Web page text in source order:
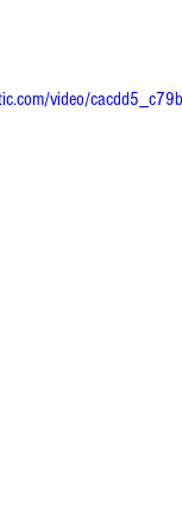
video/